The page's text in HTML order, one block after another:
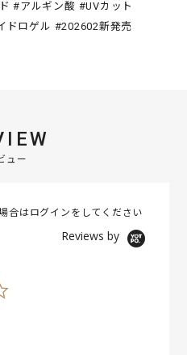
#アルギン酸 #UVカット
ドロゲル #202602新発売
ュー
合はログイン をしてください
Reviews by
0
.